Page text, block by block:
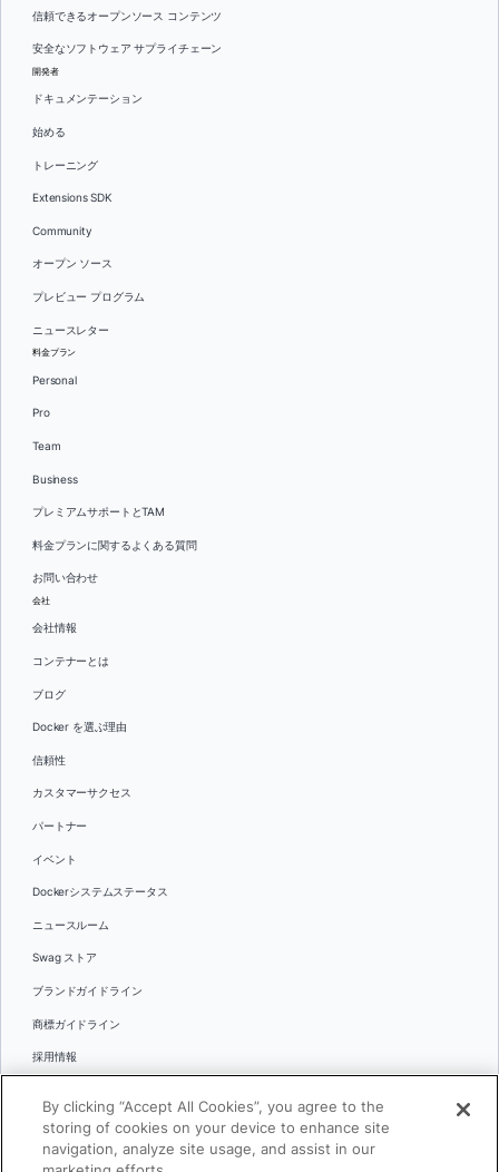
信頼できるオープンソース コンテンツ
安全なソフトウェア サプライチェーン
開発者
ドキュメンテーション
始める
トレーニング
Extensions SDK
Community
オープン ソース
プレビュー プログラム
ニュースレター
料金プラン
Personal
Pro
Team
Business
プレミアムサポートとTAM
料金プランに関するよくある質問
お問い合わせ
会社
会社情報
コンテナーとは
ブログ
Docker を選ぶ理由
信頼性
カスタマーサクセス
パートナー
イベント
Dockerシステムステータス
ニュースルーム
Swag ストア
ブランドガイドライン
商標ガイドライン
採用情報
言語By clicking “Accept All Cookies”, you agree to the
storing of cookies on your device to enhance site
navigation, analyze site usage, and assist in our